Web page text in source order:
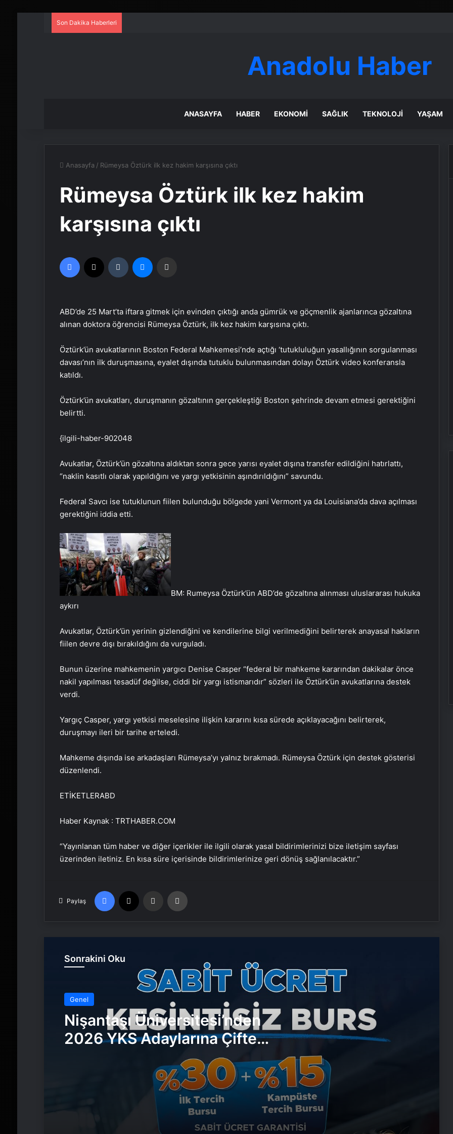
Son Dakika Haberleri
Anadolu Haber
ANASAYFA HABER EKONOMI SAĞLIK TEKNOLOJI YAŞAM
Anasayfa / Rümeysa Öztürk ilk kez hakim karşısına çıktı
Rümeysa Öztürk ilk kez hakim
karşısına çıktı
Facebook Tumblr
ABD’de 25 Mart’ta iftara gitmek için evinden çıktığı anda gümrük ve göçmenlik ajanlarınca gözaltına
alınan doktora öğrencisi Rümeysa Öztürk, ilk kez hakim karşısına çıktı.
Öztürk’ün avukatlarının Boston Federal Mahkemesi’nde açtığı ‘tutukluluğun yasallığının sorgulanması
davası’nın ilk duruşmasına, eyalet dışında tutuklu bulunmasından dolayı Öztürk video konferansla
katıldı.
Öztürk’ün avukatları, duruşmanın gözaltının gerçekleştiği Boston şehrinde devam etmesi gerektiğini
belirtti.
{ilgili-haber-902048
Avukatlar, Öztürk’ün gözaltına aldıktan sonra gece yarısı eyalet dışına transfer edildiğini hatırlattı,
“naklin kasıtlı olarak yapıldığını ve yargı yetkisinin aşındırıldığını” savundu.
Federal Savcı ise tutuklunun fiilen bulunduğu bölgede yani Vermont ya da Louisiana’da dava açılması
gerektiğini iddia etti.
BM: Rumeysa Öztürk’ün ABD’de gözaltına alınması uluslararası hukuka
aykırı
Avukatlar, Öztürk’ün yerinin gizlendiğini ve kendilerine bilgi verilmediğini belirterek anayasal hakların
fiilen devre dışı bırakıldığını da vurguladı.
Bunun üzerine mahkemenin yargıcı Denise Casper “federal bir mahkeme kararından dakikalar önce
nakil yapılması tesadüf değilse, ciddi bir yargı istismarıdır” sözleri ile Öztürk’ün avukatlarına destek
verdi.
Yargıç Casper, yargı yetkisi meselesine ilişkin kararını kısa sürede açıklayacağını belirterek,
duruşmayı ileri bir tarihe erteledi.
Mahkeme dışında ise arkadaşları Rümeysa’yı yalnız bırakmadı. Rümeysa Öztürk için destek gösterisi
düzenlendi.
ETİKETLERABD
Haber Kaynak : TRTHABER.COM
“Yayınlanan tüm haber ve diğer içerikler ile ilgili olarak yasal bildirimlerinizi bize iletişim sayfası
üzerinden iletiniz. En kısa süre içerisinde bildirimlerinize geri dönüş sağlanılacaktır.”
Paylaş
Facebook Email'den paylaş
Sonrakini Oku
Genel
Nişantaşı Üniversitesi’nden
2026 YKS Adaylarına Çifte
Güvence: Sabit Ücret ve
Kesintisiz Burs
Adaylarına Çifte Güvence: Sabit Ücret
ve Kesintisiz Burs
Nasılnedir.com
Serjoy : Dijital Medya Ajansı, Google
Reklam Ajansı, SEO Ajansı ve Web
Tasarım Ajansı
UETDS Nedir ? Uetds.com İle Akıllı
Dijital Taşımacılık Yazılımı
Umre Turları Rehberi Diyanet Umre
Turları Farkları ve Seçim Kriterleri